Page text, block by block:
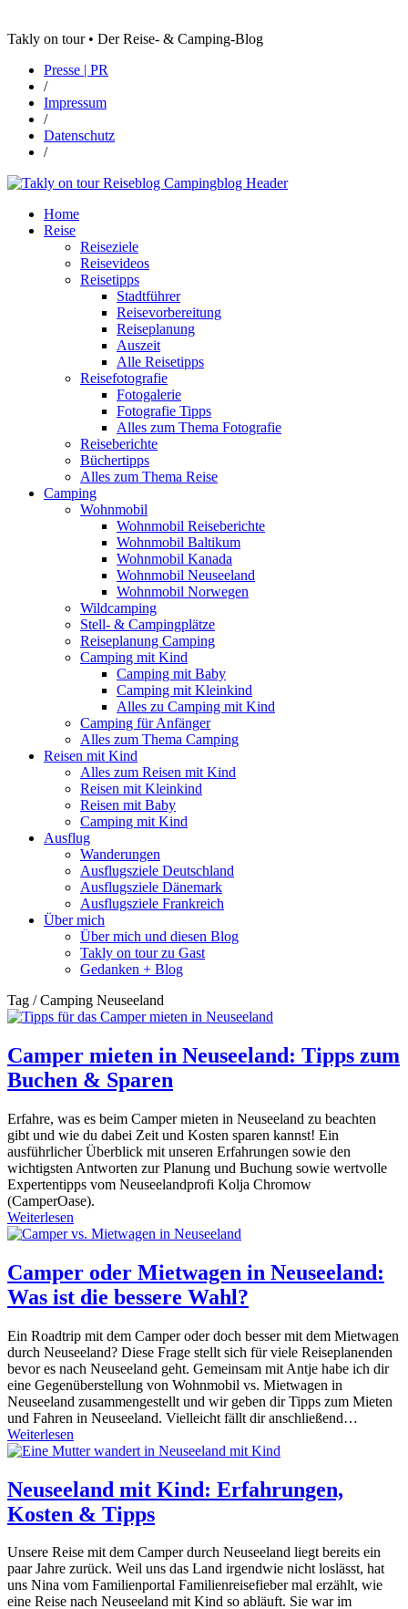
Takly on tour • Der Reise- & Camping-Blog
Presse | PR
/
Impressum
/
Datenschutz
/
Home
Reise
Reiseziele
Reisevideos
Reisetipps
Stadtführer
Reisevorbereitung
Reiseplanung
Auszeit
Alle Reisetipps
Reisefotografie
Fotogalerie
Fotografie Tipps
Alles zum Thema Fotografie
Reiseberichte
Büchertipps
Alles zum Thema Reise
Camping
Wohnmobil
Wohnmobil Reiseberichte
Wohnmobil Baltikum
Wohnmobil Kanada
Wohnmobil Neuseeland
Wohnmobil Norwegen
Wildcamping
Stell- & Campingplätze
Reiseplanung Camping
Camping mit Kind
Camping mit Baby
Camping mit Kleinkind
Alles zu Camping mit Kind
Camping für Anfänger
Alles zum Thema Camping
Reisen mit Kind
Alles zum Reisen mit Kind
Reisen mit Kleinkind
Reisen mit Baby
Camping mit Kind
Ausflug
Wanderungen
Ausflugsziele Deutschland
Ausflugsziele Dänemark
Ausflugsziele Frankreich
Über mich
Über mich und diesen Blog
Takly on tour zu Gast
Gedanken + Blog
Tag / Camping Neuseeland
Camper mieten in Neuseeland: Tipps zum
Buchen & Sparen
Erfahre, was es beim Camper mieten in Neuseeland zu beachten
gibt und wie du dabei Zeit und Kosten sparen kannst! Ein
ausführlicher Überblick mit unseren Erfahrungen sowie den
wichtigsten Antworten zur Planung und Buchung sowie wertvolle
Expertentipps vom Neuseelandprofi Kolja Chromow
(CamperOase).
Weiterlesen
Camper oder Mietwagen in Neuseeland:
Was ist die bessere Wahl?
Ein Roadtrip mit dem Camper oder doch besser mit dem Mietwagen
durch Neuseeland? Diese Frage stellt sich für viele Reiseplanenden
bevor es nach Neuseeland geht. Gemeinsam mit Antje habe ich dir
eine Gegenüberstellung von Wohnmobil vs. Mietwagen in
Neuseeland zusammengestellt und wir geben dir Tipps zum Mieten
und Fahren in Neuseeland. Vielleicht fällt dir anschließend…
Weiterlesen
Neuseeland mit Kind: Erfahrungen,
Kosten & Tipps
Unsere Reise mit dem Camper durch Neuseeland liegt bereits ein
paar Jahre zurück. Weil uns das Land irgendwie nicht loslässt, hat
uns Nina vom Familienportal Familienreisefieber mal erzählt, wie
eine Reise nach Neuseeland mit Kind so abläuft. Sie war im